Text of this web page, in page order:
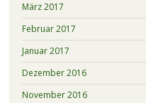
März 2017
Februar 2017
Januar 2017
Dezember 2016
November 2016